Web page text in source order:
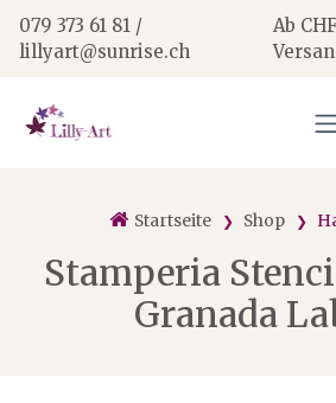
079 373 61 81 /
lillyart@sunrise.ch
Ab
Startseite Shop
Stamperia
Granada